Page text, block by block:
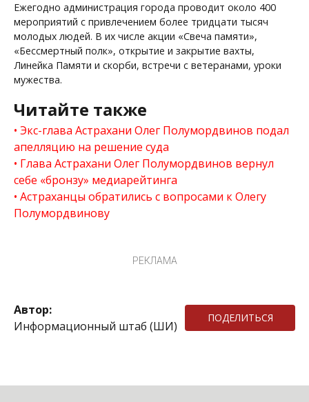
Ежегодно администрация города проводит около 400
мероприятий с привлечением более тридцати тысяч
молодых людей. В их числе акции «Свеча памяти»,
«Бессмертный полк», открытие и закрытие вахты,
Линейка Памяти и скорби, встречи с ветеранами, уроки
мужества.
Читайте также
Экс-глава Астрахани Олег Полумордвинов подал
апелляцию на решение суда
Глава Астрахани Олег Полумордвинов вернул
себе «бронзу» медиарейтинга
Астраханцы обратились с вопросами к Олегу
Полумордвинову
РЕКЛАМА
Автор:
Информационный штаб (ШИ)
ПОДЕЛИТЬСЯ